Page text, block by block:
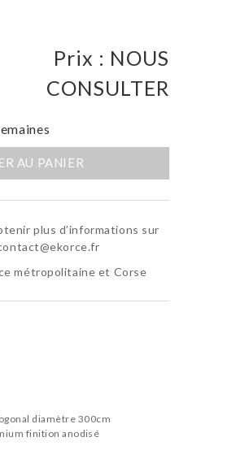
Prix : NOUS
CONSULTER
AU PANIER
plus d’informations sur
métropolitaine et Corse
diamètre 300cm
finition anodisé